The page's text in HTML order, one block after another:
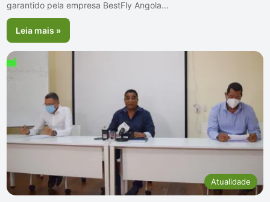
garantido pela empresa BestFly Angola…
Leia mais »
Atualidade